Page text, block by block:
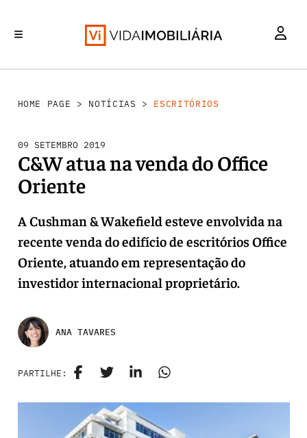
HOME PAGE > NOTÍCIAS > ESCRITÓRIOS
09 SETEMBRO 2019
C&W atua na venda do Office
Oriente
A Cushman & Wakefield esteve envolvida na
recente venda do edifício de escritórios Office
Oriente, atuando em representação do
investidor internacional proprietário.
ANA TAVARES
PARTILHE: